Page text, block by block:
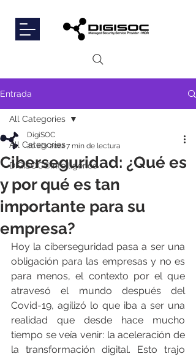
Entrada
All Categories
DIGISOC®Intelligence
All Categories
Ciberseguridad: ¿Qué es
y por qué es tan
importante para su
empresa?
DigiSOC
20 abr 20227 min de lectura
Hoy la ciberseguridad pasa a ser una
obligación para las empresas y no es
para menos, el contexto por el que
atravesó el mundo después del
Covid-19, agilizó lo que iba a ser una
realidad que desde hace mucho
tiempo se veía venir: la aceleración de
la transformación digital. Esto trajo